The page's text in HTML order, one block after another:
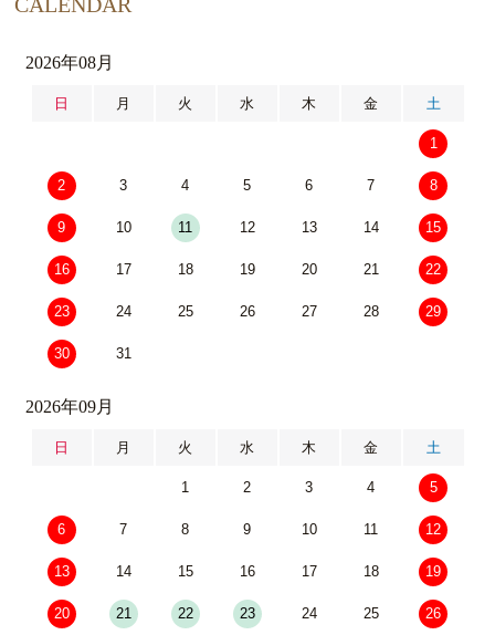
2026年08月
日 月 火 水 木 金 土
1
2 3 4 5 6 7 8
9 10 11 12 13 14 15
16 17 18 19 20 21 22
23 24 25 26 27 28 29
30 31
2026年09月
日 月 火 水 木 金 土
1 2 3 4 5
6 7 8 9 10 11 12
13 14 15 16 17 18 19
20 21 22 23 24 25 26